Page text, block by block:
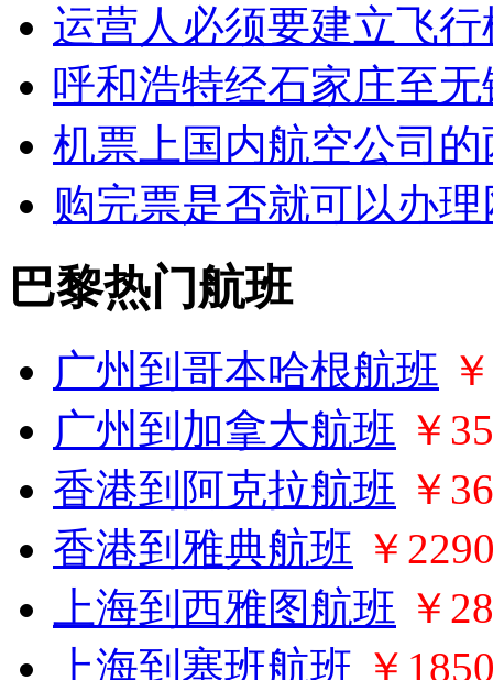
运营人必须要建立飞
呼和浩特经石家庄至
机票上国内航空公司
购完票是否就可以办
巴黎热门航班
广州到哥本哈根航班
广州到加拿大航班 ￥
香港到阿克拉航班 ￥
香港到雅典航班 ￥
上海到西雅图航班 ￥
上海到塞班航班 ￥